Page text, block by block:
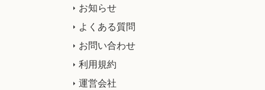
お知らせ
よくある質問
お問い合わせ
利用規約
運営会社